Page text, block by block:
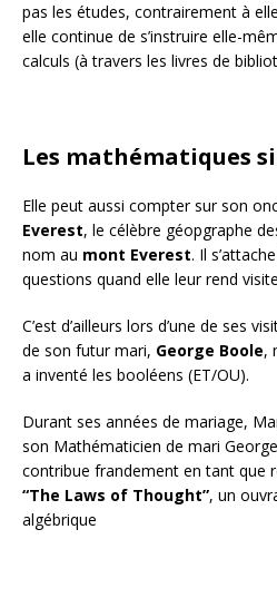
pas les études, contrairement à
elle continue de s’instruire elle-
calculs (à travers les livres de
Les mathématiques
Elle peut aussi compter sur son
Everest, le célèbre géopgraphe
nom au mont Everest. Il
questions quand elle leur rend
C’est d’ailleurs lors d’une de ses
de son futur mari, George Boole,
a inventé les booléens (ET/OU).
Durant ses années de mariage,
son Mathématicien de mari
contribue frandement en tant que
“The Laws of Thought”, un
algébrique